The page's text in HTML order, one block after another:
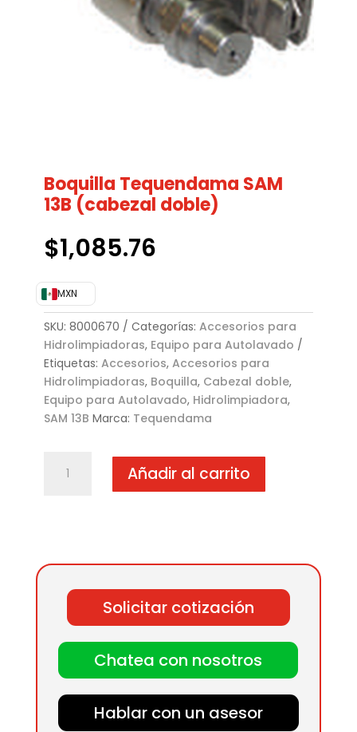
Boquilla Tequendama SAM
13B (cabezal doble)
$1,085.76
MXN
SKU: 8000670 Categorías: Accesorios para
Hidrolimpiadoras, Equipo para Autolavado
Etiquetas: Accesorios, Accesorios para
Hidrolimpiadoras, Boquilla, Cabezal doble,
Equipo para Autolavado, Hidrolimpiadora,
SAM 13B Marca: Tequendama
Tequendama
cantidad
Añadir al carrito
Solicitar cotización
Chatea con nosotros
Hablar con un asesor